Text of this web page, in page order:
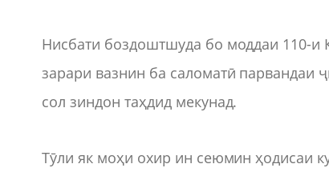
Нисбати боздоштшуда бо моддаи 110-и
зарари вазнин ба саломатӣ парвандаи
сол зиндон таҳдид мекунад.
Тӯли як моҳи охир ин сеюмин ҳодисаи